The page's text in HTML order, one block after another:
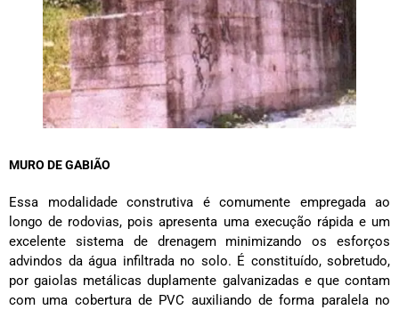
MURO DE GABIÃO
Essa modalidade construtiva é comumente empregada ao
longo de rodovias, pois apresenta uma execução rápida e um
excelente sistema de drenagem minimizando os esforços
advindos da água infiltrada no solo. É constituído, sobretudo,
por gaiolas metálicas duplamente galvanizadas e que contam
com uma cobertura de PVC auxiliando de forma paralela no